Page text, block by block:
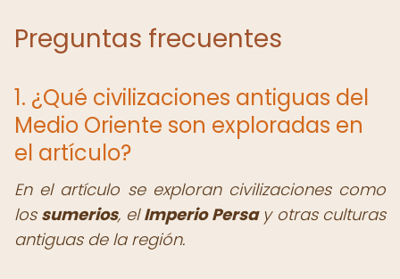
Preguntas frecuentes
1. ¿Qué civilizaciones antiguas del
Medio Oriente son exploradas en
el artículo?
En el artículo se exploran civilizaciones como
los sumerios, elImperio Persay otras culturas
antiguas de la región.